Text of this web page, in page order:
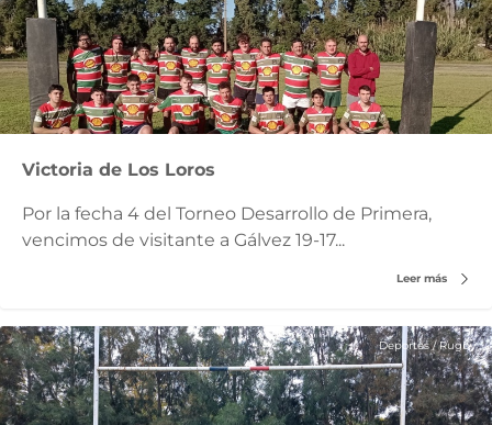
Victoria de Los Loros
Por la fecha 4 del Torneo Desarrollo de Primera,
vencimos de visitante a Gálvez 19-17...
Leer más
Deportes / Rugby